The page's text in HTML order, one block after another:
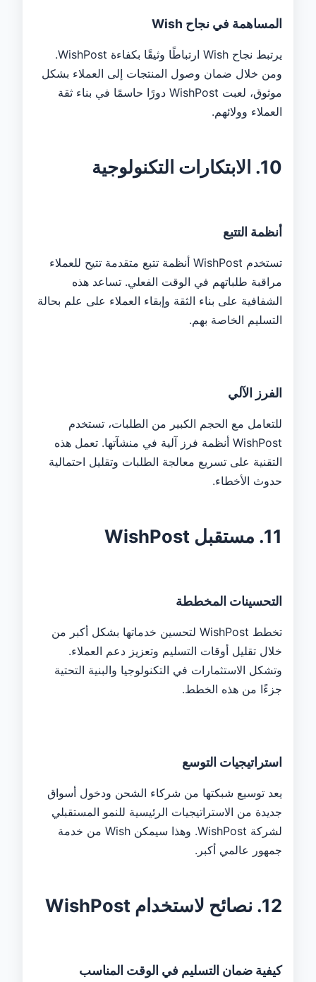
المساهمة في نجاح Wish
يرتبط نجاح Wish ارتباطًا وثيقًا بكفاءة WishPost.
ومن خلال ضمان وصول المنتجات إلى العملاء بشكل
موثوق، لعبت WishPost دورًا حاسمًا في بناء ثقة
العملاء وولائهم.
10. الابتكارات التكنولوجية
أنظمة التتبع
تستخدم WishPost أنظمة تتبع متقدمة تتيح للعملاء
مراقبة طلباتهم في الوقت الفعلي. تساعد هذه
الشفافية على بناء الثقة وإبقاء العملاء على علم بحالة
التسليم الخاصة بهم.
الفرز الآلي
للتعامل مع الحجم الكبير من الطلبات، تستخدم
WishPost أنظمة فرز آلية في منشآتها. تعمل هذه
التقنية على تسريع معالجة الطلبات وتقليل احتمالية
حدوث الأخطاء.
11. مستقبل WishPost
التحسينات المخططة
تخطط WishPost لتحسين خدماتها بشكل أكبر من
خلال تقليل أوقات التسليم وتعزيز دعم العملاء.
وتشكل الاستثمارات في التكنولوجيا والبنية التحتية
جزءًا من هذه الخطط.
استراتيجيات التوسع
يعد توسيع شبكتها من شركاء الشحن ودخول أسواق
جديدة من الاستراتيجيات الرئيسية للنمو المستقبلي
لشركة WishPost. وهذا سيمكن Wish من خدمة
جمهور عالمي أكبر.
12. نصائح لاستخدام WishPost
كيفية ضمان التسليم في الوقت المناسب